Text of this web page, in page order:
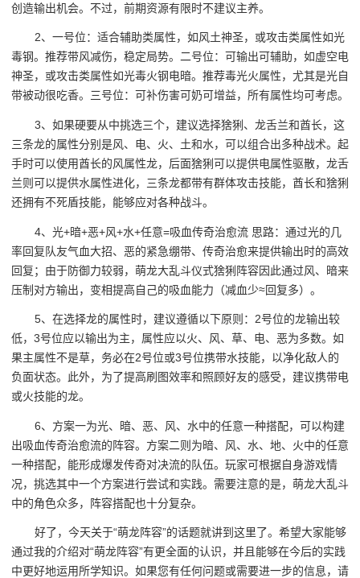
创造输出机会。不过，前期资源有限时不建议主养。
2、一号位：适合辅助类属性，如风土神圣，或攻击类属性如光
毒钢。推荐带风减伤，稳定局势。二号位：可输出可辅助，如虚空电
神圣，或攻击类属性如光毒火钢电暗。推荐毒光火属性，尤其是光自
带被动很吃香。三号位：可补伤害可奶可增益，所有属性均可考虑。
3、如果硬要从中挑选三个，建议选择猞猁、龙舌兰和酋长，这
三条龙的属性分别是风、电、火、土和水，可以组合出多种战术。起
手时可以使用酋长的风属性龙，后面猞猁可以提供电属性驱散，龙舌
兰则可以提供水属性进化，三条龙都带有群体攻击技能，酋长和猞猁
还拥有不死盾技能，能够应对各种战斗。
4、光+暗+恶+风+水+任意=吸血传奇治愈流 思路：通过光的几
率回复队友气血大招、恶的紧急绷带、传奇治愈来提供输出时的高效
回复；由于防御力较弱，萌龙大乱斗仪式猞猁阵容因此通过风、暗来
压制对方输出，变相提高自己的吸血能力（减血少≈回复多）。
5、在选择龙的属性时，建议遵循以下原则：2号位的龙输出较
低，3号位应以输出为主，属性应以火、风、草、电、恶为多数。如
果主属性不是草，务必在2号位或3号位携带水技能，以净化敌人的
负面状态。此外，为了提高刷图效率和照顾好友的感受，建议携带电
或火技能的龙。
6、方案一为光、暗、恶、风、水中的任意一种搭配，可以构建
出吸血传奇治愈流的阵容。方案二则为暗、风、水、地、火中的任意
一种搭配，能形成爆发传奇对决流的队伍。玩家可根据自身游戏情
况，挑选其中一个方案进行尝试和实践。需要注意的是，萌龙大乱斗
中的角色众多，阵容搭配也十分复杂。
好了，今天关于“萌龙阵容”的话题就讲到这里了。希望大家能够
通过我的介绍对“萌龙阵容”有更全面的认识，并且能够在今后的实践
中更好地运用所学知识。如果您有任何问题或需要进一步的信息，请